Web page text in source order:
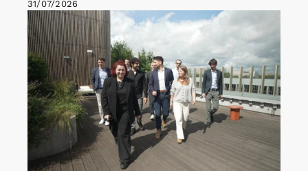
31/07/2026